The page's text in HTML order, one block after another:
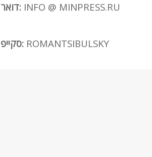
דואר: INFO @ MINPRESS.RU
סקייפ: ROMANTSIBULSKY